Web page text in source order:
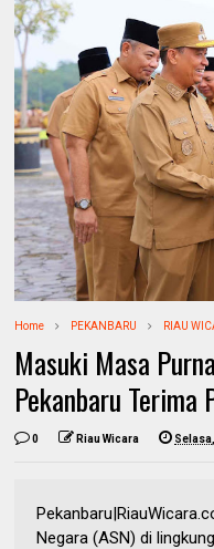
Home PEKANBARU RIAU
Masuki Masa
Pekanbaru Terima
0 Riau Wicara
Negara (ASN) di